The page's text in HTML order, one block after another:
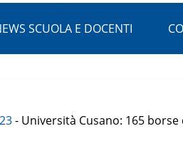
SCUOLA E DOCENTI
- Università Cusano: 165